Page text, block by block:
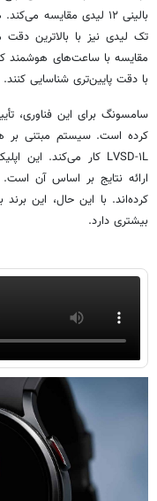
تک لیدی نیز با بالاترین
مقایسه با ساعت‌های هوشمند
با دقت پایین‌تری شناسایی کنند.
سامسونگ برای این فناوری،
ارائه نتایج بر اساس آن است.
کرده‌اند. با این حال، این
بیشتری دارد.